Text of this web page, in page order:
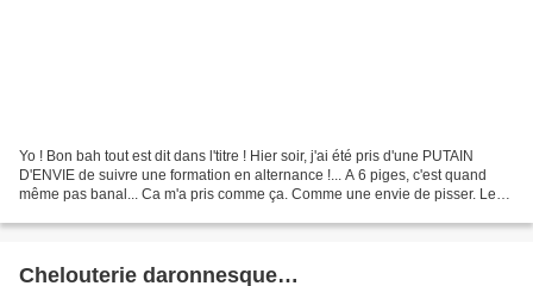
Yo ! Bon bah tout est dit dans l'titre ! Hier soir, j'ai été pris d'une PUTAIN
D'ENVIE de suivre une formation en alternance !... A 6 piges, c'est quand
même pas banal... Ca m'a pris comme ça. Comme une envie de pisser. Le
Chelouterie daronnesque…